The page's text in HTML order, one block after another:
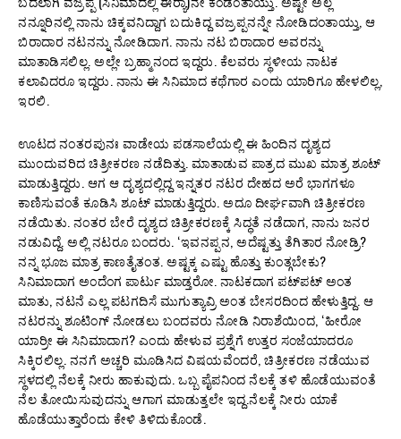
ನನ್ನೂರಿನಲ್ಲಿ ನಾನು ಚಿಕ್ಕವನಿದ್ದಾಗ ಬದುಕಿದ್ದ ವಜ್ರಪ್ಪನನ್ನೇ ನೋಡಿದಂತಾಯ್ತು, ಆ
ಬಿರಾದಾರ ನಟನನ್ನು ನೋಡಿದಾಗ. ನಾನು ನಟ ಬಿರಾದಾರ ಅವರನ್ನು
ಮಾತಾಡಿಸಲಿಲ್ಲ. ಅಲ್ಲೇ ಬ್ರಹ್ಮಾನಂದ ಇದ್ದರು. ಕೆಲವರು ಸ್ಥಳೀಯ ನಾಟಕ
ಕಲಾವಿದರೂ ಇದ್ದರು. ನಾನು ಈ ಸಿನಿಮಾದ ಕಥೆಗಾರ ಎಂದು ಯಾರಿಗೂ ಹೇಳಲಿಲ್ಲ,
ಇರಲಿ.
ಊಟದ ನಂತರಪುನಃ ವಾಡೇಯ ಪಡಸಾಲೆಯಲ್ಲಿ ಈ ಹಿಂದಿನ ದೃಶ್ಯದ
ಮುಂದುವರಿದ ಚಿತ್ರೀಕರಣ ನಡೆದಿತ್ತು. ಮಾತಾಡುವ ಪಾತ್ರದ ಮುಖ ಮಾತ್ರ ಶೂಟ್
ಮಾಡುತ್ತಿದ್ದರು. ಆಗ ಆ ದೃಶ್ಯದಲ್ಲಿದ್ದ ಇನ್ನತರ ನಟರ ದೇಹದ ಅರೆ ಭಾಗಗಳೂ
ಕಾಣಿಸುವಂತೆ ಕೂಡಿಸಿ ಶೂಟ್ ಮಾಡುತ್ತಿದ್ದರು. ಅದೂ ದೀರ್ಘವಾಗಿ ಚಿತ್ರೀಕರಣ
ನಡೆಯಿತು. ನಂತರ ಬೇರೆ ದೃಶ್ಯದ ಚಿತ್ರೀಕರಣಕ್ಕೆ ಸಿದ್ಧತೆ ನಡೆದಾಗ, ನಾನು ಜನರ
ನಡುವಿದ್ದೆ. ಅಲ್ಲಿ ನಟರೂ ಬಂದರು. ‘ಇವನಪ್ಪನ, ಅದೆಷ್ಟತ್ತು ತೆಗಿತಾರ ನೋಡ್ರಿ?
ನನ್ನ ಭೂಜ ಮಾತ್ರ ಕಾಣತೈತಂತ. ಅಷ್ಟಕ್ಕ ಎಷ್ಟು ಹೊತ್ತು ಕುಂತ್ಗಬೇಕು?
ಸಿನಿಮಾದಾಗ ಅಂದೆಂಗ ಪಾರ್ಟು ಮಾಡ್ತರೋ. ನಾಟಕದಾಗ ಪಟ್‌ಪಟ್ ಅಂತ
ಮಾತು, ನಟನೆ ಎಲ್ಲ ಪಟಗದಿಸೆ ಮುಗುತ್ಯಾವ್ರಿ ಅಂತ ಬೇಸರದಿಂದ ಹೇಳುತ್ತಿದ್ದ. ಆ
ನಟರನ್ನು ಶೂಟಿಂಗ್ ನೋಡಲು ಬಂದವರು ನೋಡಿ ನಿರಾಶೆಯಿಂದ, ‘ಹೀರೋ
ಯಾರ್ರೀ ಈ ಸಿನಿಮಾದಾಗ? ಎಂದು ಹೇಳುವ ಪ್ರಶ್ನೆಗೆ ಉತ್ತರ ಸಂಜೆಯಾದರೂ
ಸಿಕ್ಕಿರಲಿಲ್ಲ. ನನಗೆ ಅಚ್ಚರಿ ಮೂಡಿಸಿದ ವಿಷಯವೆಂದರೆ, ಚಿತ್ರೀಕರಣ ನಡೆಯುವ
ಸ್ಥಳದಲ್ಲಿ ನೆಲಕ್ಕೆ ನೀರು ಹಾಕುವುದು. ಒಬ್ಬ ಪೈಪನಿಂದ ನೆಲಕ್ಕೆ ತಳಿ ಹೊಡೆಯುವಂತೆ
ನೆಲ ತೋಯಿಸುವುದನ್ನು ಆಗಾಗ ಮಾಡುತ್ತಲೇ ಇದ್ದ.ನೆಲಕ್ಕೆ ನೀರು ಯಾಕೆ
ಹೊಡೆಯುತ್ತಾರೆಂದು ಕೇಳಿ ತಿಳಿದುಕೊಂಡೆ.